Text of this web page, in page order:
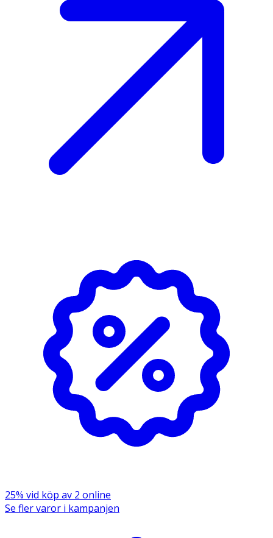
25% vid köp av 2 online
Se fler varor i kampanjen